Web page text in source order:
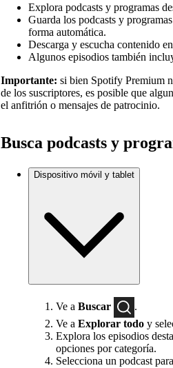
Explora podcasts y programas
Guarda los podcasts y
forma automática.
Descarga y escucha contenido
Algunos episodios también
Importante: si bien Spotify Premium
de los suscriptores, es posible que
el anfitrión o mensajes de patrocinio.
Busca podcasts y
Dispositivo móvil y tablet
Ve a Buscar
.
Ve a Explorar todo y
Explora los episodios
opciones por categoría.
Selecciona un podcast